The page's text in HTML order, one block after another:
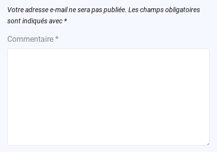
Votre adresse e-mail ne sera pas publiée. Les champs obligatoires
sont indiqués avec *
Commentaire *